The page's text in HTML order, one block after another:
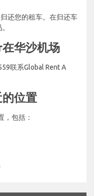
还您的租车。在归还车
华沙机场
联系Global Rent A
位置
，包括：